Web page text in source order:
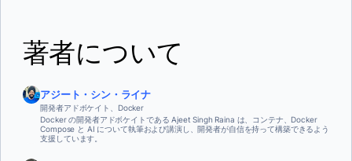
著者について
アジート・シン・ライナ
開発者アドボケイト、Docker
Docker の開発者アドボケイトである Ajeet Singh Raina は、コンテナ、Docker
Compose と AI について執筆および講演し、開発者が自信を持って構築できるよう
支援しています。